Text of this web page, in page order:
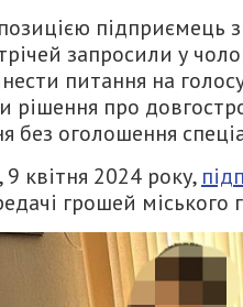
підприємець
запросили у
питання на
рішення про
без оголошення
9 квітня 2024 року,
грошей